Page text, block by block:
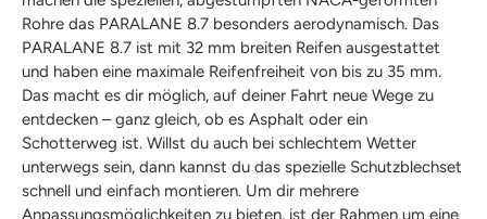
Rohre das PARALANE 8.7 besonders aerodynamisch. Das
PARALANE 8.7 ist mit 32 mm breiten Reifen ausgestattet
und haben eine maximale Reifenfreiheit von bis zu 35 mm.
Das macht es dir möglich, auf deiner Fahrt neue Wege zu
entdecken – ganz gleich, ob es Asphalt oder ein
Schotterweg ist. Willst du auch bei schlechtem Wetter
unterwegs sein, dann kannst du das spezielle Schutzblechset
schnell und einfach montieren. Um dir mehrere
Anpassungsmöglichkeiten zu bieten, ist der Rahmen um eine